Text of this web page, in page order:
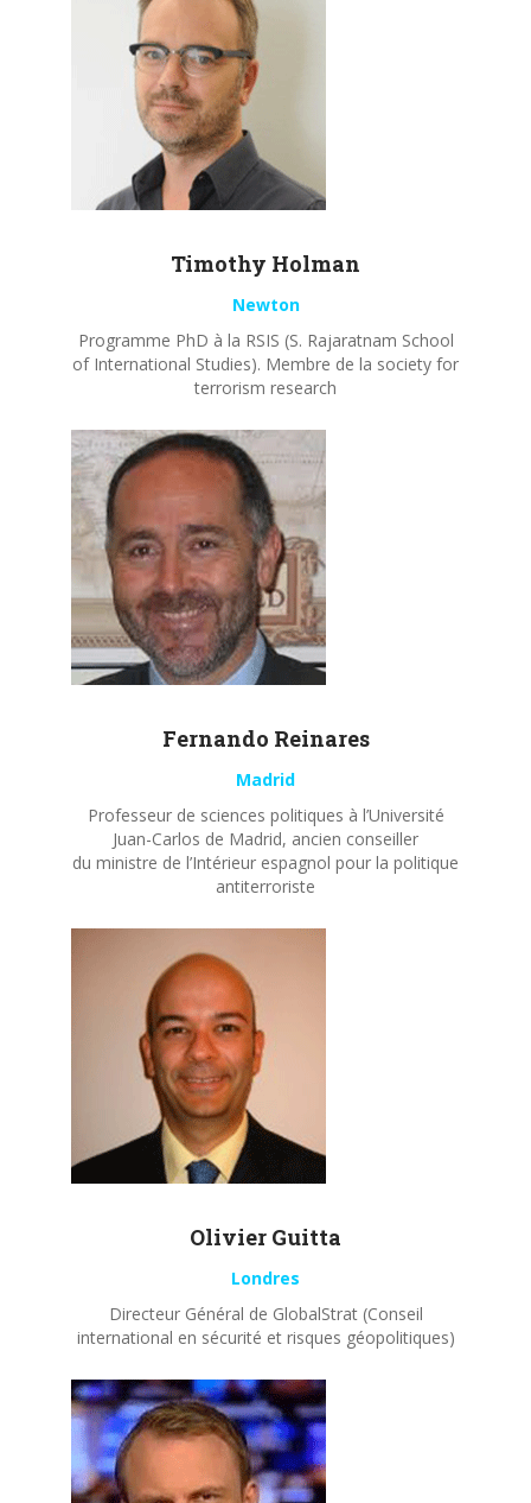
Timothy Holman
Newton
Programme PhD à la RSIS (S. Rajaratnam School
of International Studies). Membre de la society for
terrorism research
Fernando Reinares
Madrid
Professeur de sciences politiques à l’Université
Juan-Carlos de Madrid, ancien conseiller
du ministre de l’Intérieur espagnol pour la politique
antiterroriste
Olivier Guitta
Londres
Directeur Général de GlobalStrat (Conseil
international en sécurité et risques géopolitiques)